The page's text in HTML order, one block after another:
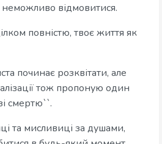
неможливо відмовитися.
повністю, твоє життя як
починає розквітати, але
тож пропоную один
смертю``.
та мисливиці за душами,